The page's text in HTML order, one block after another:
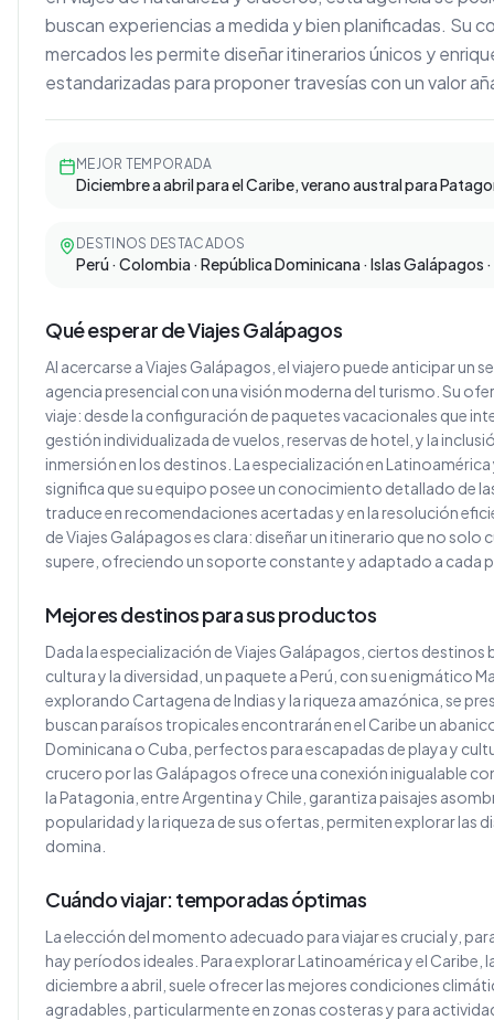
buscan experiencias a medida y bien planificadas. Su
mercados les permite diseñar itinerarios únicos y
estandarizadas para proponer travesías con un valor
MEJOR TEMPORADA
Diciembre a abril para el Caribe, verano austral para
DESTINOS DESTACADOS
Perú · Colombia · República Dominicana · Islas Galápagos
Qué esperar de Viajes Galápagos
Al acercarse a Viajes Galápagos, el viajero puede anticipar un
agencia presencial con una visión moderna del turismo. Su
viaje: desde la configuración de paquetes vacacionales que
gestión individualizada de vuelos, reservas de hotel, y la
inmersión en los destinos. La especialización en
significa que su equipo posee un conocimiento detallado de
traduce en recomendaciones acertadas y en la resolución
de Viajes Galápagos es clara: diseñar un itinerario que no solo
supere, ofreciendo un soporte constante y adaptado a cada
Mejores destinos para sus productos
Dada la especialización de Viajes Galápagos, ciertos destinos
cultura y la diversidad, un paquete a Perú, con su enigmático
explorando Cartagena de Indias y la riqueza amazónica, se
buscan paraísos tropicales encontrarán en el Caribe un
Dominicana o Cuba, perfectos para escapadas de playa y
crucero por las Galápagos ofrece una conexión inigualable
la Patagonia, entre Argentina y Chile, garantiza paisajes
popularidad y la riqueza de sus ofertas, permiten explorar las
domina.
Cuándo viajar: temporadas óptimas
La elección del momento adecuado para viajar es crucial y,
hay períodos ideales. Para explorar Latinoamérica y el
diciembre a abril, suele ofrecer las mejores condiciones
agradables, particularmente en zonas costeras y para